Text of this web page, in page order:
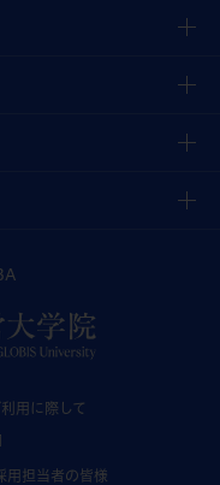
利用に際して
用担当者の皆様